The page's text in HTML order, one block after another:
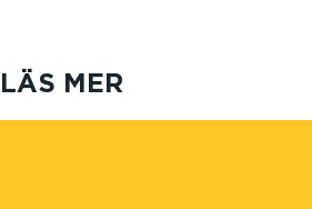
LÄS MER